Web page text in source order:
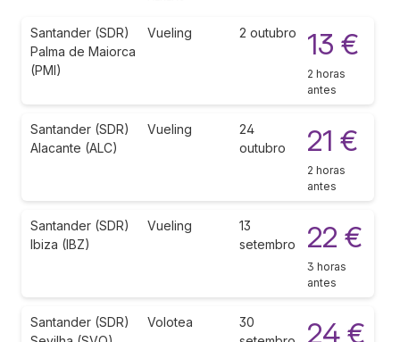
Santander (SDR)
Palma de Maiorca
(PMI)
Vueling 2 outubro 13 €
2 horas
antes
Santander (SDR)
Alacante (ALC)
Vueling
24
outubro
21 €
2 horas
antes
Santander (SDR)
Ibiza (IBZ)
Vueling
13
setembro
22 €
3 horas
antes
Santander (SDR)
Volotea
30
24 €